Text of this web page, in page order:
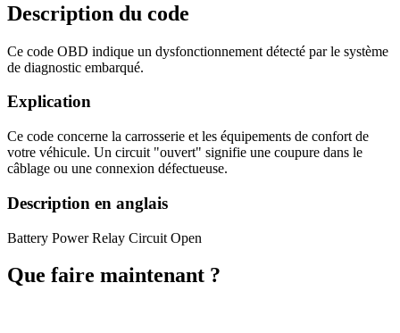
Description du code
Ce code OBD indique un dysfonctionnement détecté par le système
de diagnostic embarqué.
Explication
Ce code concerne la carrosserie et les équipements de confort de
votre véhicule. Un circuit "ouvert" signifie une coupure dans le
câblage ou une connexion défectueuse.
Description en anglais
Battery Power Relay Circuit Open
Que faire maintenant ?